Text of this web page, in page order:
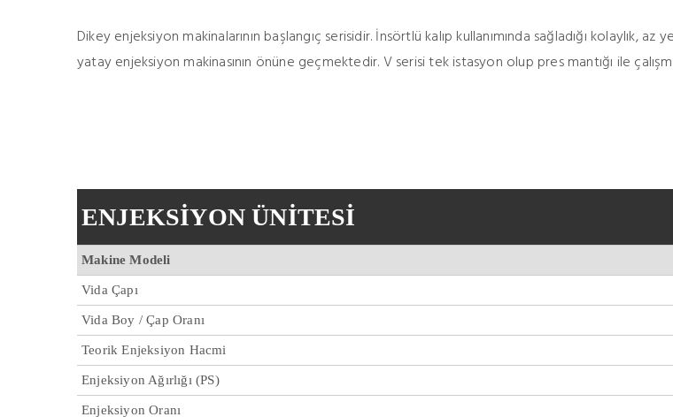
Dikey enjeksiyon makinalarının başlangıç serisidir. İnsörtlü kalıp kullanımında sağladığı kolaylık,
yatay enjeksiyon makinasının önüne geçmektedir. V serisi tek istasyon olup pres mantığı ile
ENJEKSİYON ÜNİTESİ
Makine Modeli
Vida Çapı
Vida Boy / Çap Oranı
Teorik Enjeksiyon Hacmi
Enjeksiyon Ağırlığı (PS)
Enjeksiyon Oranı